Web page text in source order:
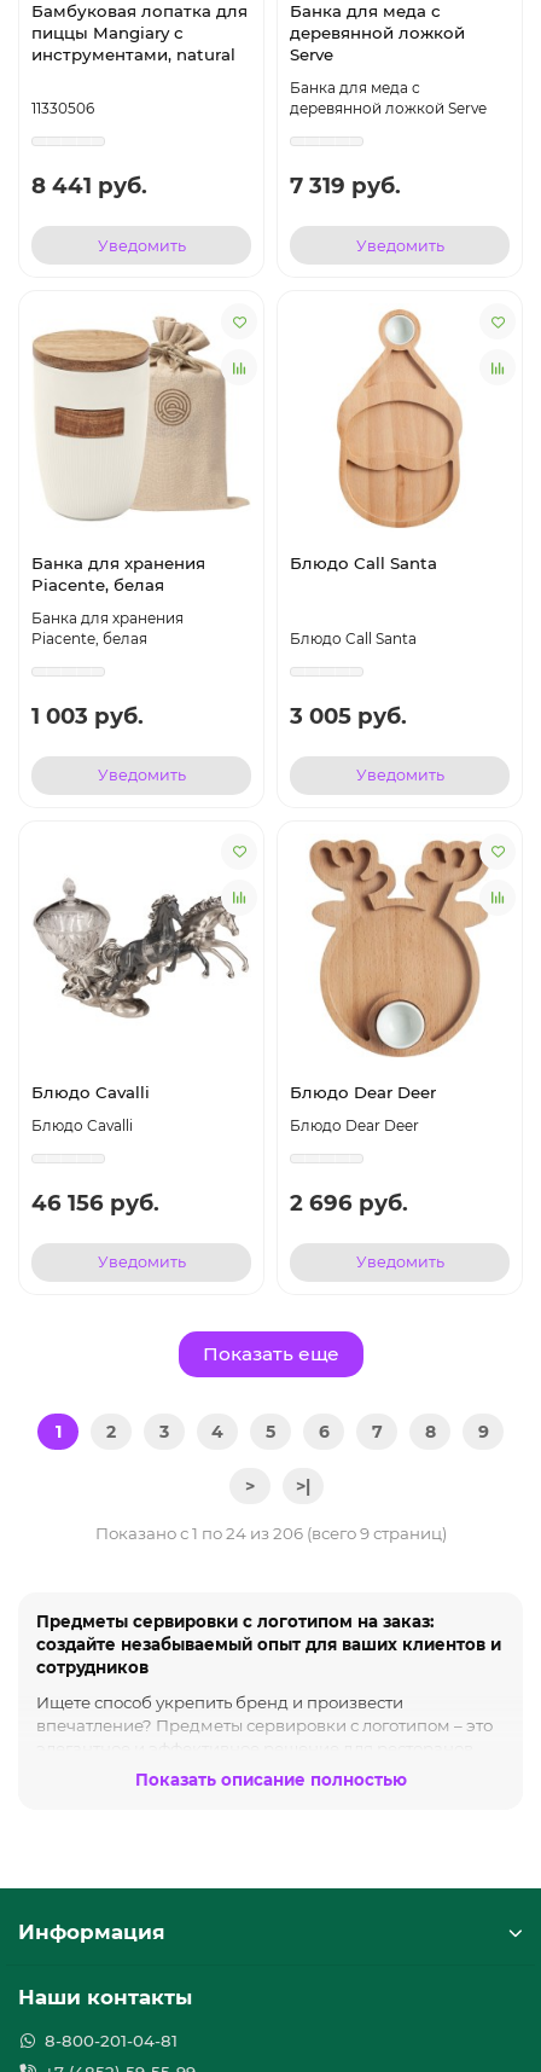
Бамбуковая лопатка для
пиццы Mangiary с
инструментами, natural
11330506
8 441 руб.
Уведомить
Банка для меда с
деревянной ложкой
Serve
Банка для меда с
деревянной ложкой Serve
7 319 руб.
Уведомить
Банка для хранения
Piacente, белая
Банка для хранения
Piacente, белая
1 003 руб.
Уведомить
Блюдо Call Santa
Блюдо Call Santa
3 005 руб.
Уведомить
Блюдо Cavalli
Блюдо Cavalli
46 156 руб.
Уведомить
Блюдо Dear Deer
Блюдо Dear Deer
2 696 руб.
Уведомить
Показать еще
1 2 3 4 5 6 7 8 9
> >|
Показано с 1 по 24 из 206 (всего 9 страниц)
Предметы сервировки с логотипом на заказ:
создайте незабываемый опыт для ваших клиентов и
сотрудников
Ищете способ укрепить бренд и произвести
впечатление? Предметы сервировки с логотипом – это
кафе, отелей, кейтеринговых компаний и
Узнаваемость бренда:
работает на повышение лояльности клиентов и
Профессиональный имидж:
Показать описание полностью
Информация
Наши контакты
8-800-201-04-81